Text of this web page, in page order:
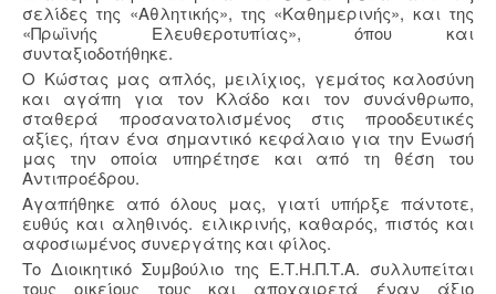
σελίδες της «Αθλητικής», της «Καθημερινής», και της
«Πρωϊνής Ελευθεροτυπίας», όπου και
συνταξιοδοτήθηκε.
Ο Κώστας μας απλός, μειλίχιος, γεμάτος καλοσύνη
και αγάπη για τον Κλάδο και τον συνάνθρωπο,
σταθερά προσανατολισμένος στις προοδευτικές
αξίες, ήταν ένα σημαντικό κεφάλαιο για την Ενωσή
μας την οποία υπηρέτησε και από τη θέση του
Αντιπροέδρου.
Αγαπήθηκε από όλους μας, γιατί υπήρξε πάντοτε,
ευθύς και αληθινός. ειλικρινής, καθαρός, πιστός και
αφοσιωμένος συνεργάτης και φίλος.
Το Διοικητικό Συμβούλιο της Ε.Τ.Η.Π.Τ.Α. συλλυπείται
τους οικείους τους και αποχαιρετά έναν άξιο